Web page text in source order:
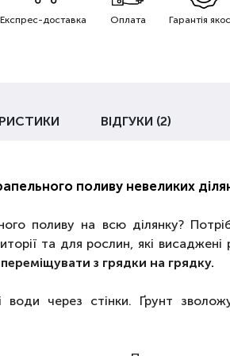
Експрес-доставка Оплата Гарантія
ВІДГУКИ (2)
поливу невеликих
поливу на всю ділянку?
та для рослин, які висаджені
з грядки на грядку.
через стінки. Ґрунт